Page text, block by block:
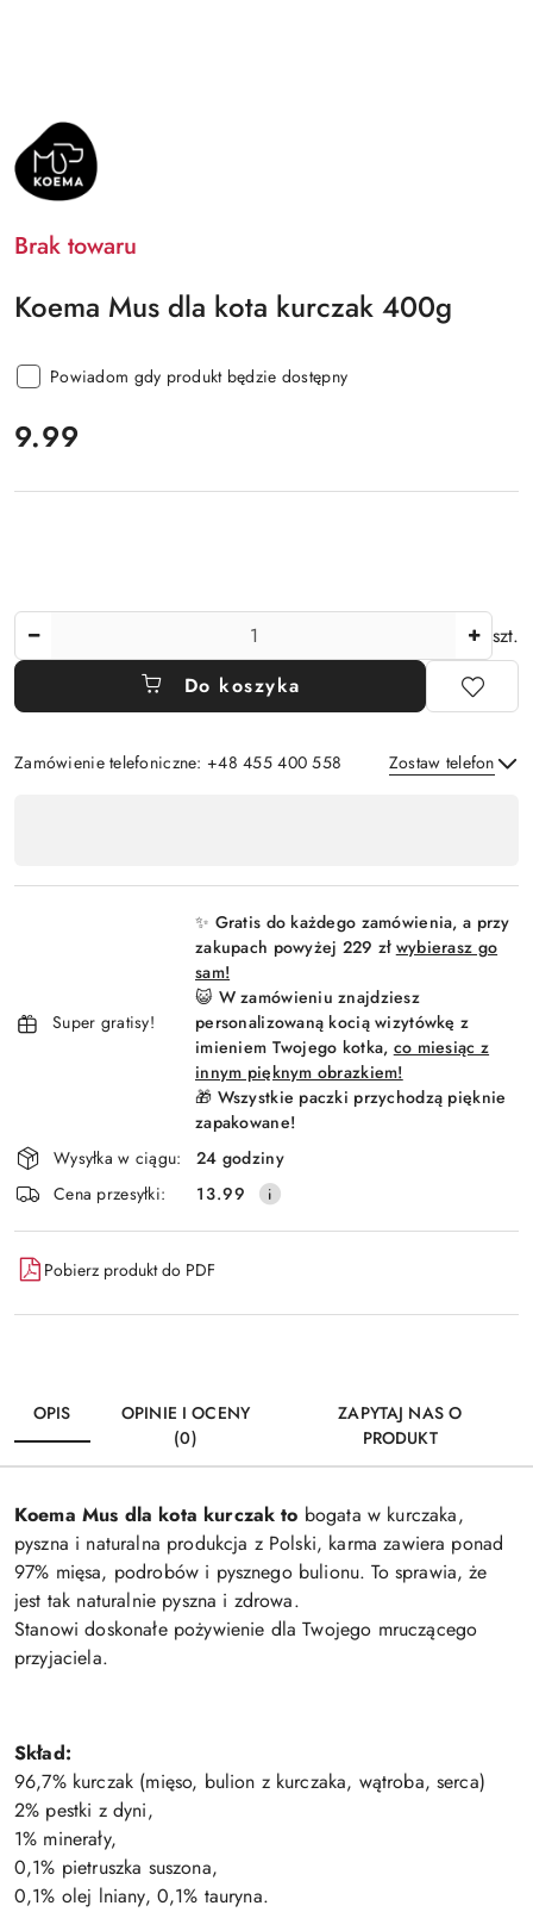
NAZWA
PRODUCENTA:
KOEMA
Brak towaru
Koema Mus dla kota kurczak 400g
Powiadom gdy produkt będzie dostępny
cena:
9.99
szt.
Do koszyka
Zamówienie telefoniczne: +48 455 400 558 Zostaw telefon
płatność
Super gratisy!
✨ Gratis do każdego zamówienia, a przy
zakupach powyżej 229 zł wybierasz go
sam!
😺 W zamówieniu znajdziesz
personalizowaną kocią wizytówkę z
imieniem Twojego kotka, co miesiąc z
innym pięknym obrazkiem!
🎁 Wszystkie paczki przychodzą pięknie
zapakowane!
Wysyłka w ciągu:
24 godziny
Cena przesyłki:
13.99
Pobierz produkt do PDF
OPIS
OPINIE I OCENY
(0)
ZAPYTAJ NAS O
PRODUKT
Koema Mus dla kota kurczak to bogata w kurczaka,
pyszna i naturalna produkcja z Polski, karma zawiera ponad
97% mięsa, podrobów i pysznego bulionu.To sprawia, że
jest tak naturalnie pyszna i zdrowa.
Stanowi doskonałe pożywienie dla Twojego mruczącego
przyjaciela.
Skład:
96,7% kurczak (mięso, bulion z kurczaka, wątroba, serca)
2% pestki z dyni,
1% minerały,
0,1% pietruszka suszona,
0,1% olej lniany, 0,1% tauryna.